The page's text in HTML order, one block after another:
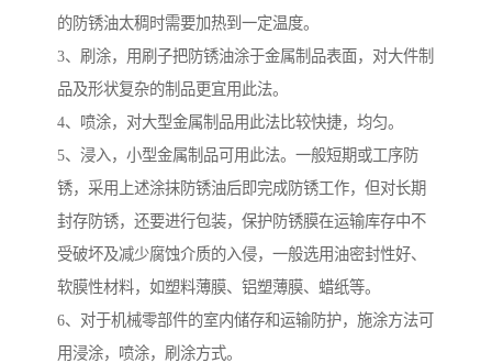
的防锈油太稠时需要加热到一定温度。
3、刷涂，用刷子把防锈油涂于金属制品表面，对大件制
品及形状复杂的制品更宜用此法。
4、喷涂，对大型金属制品用此法比较快捷，均匀。
5、浸入，小型金属制品可用此法。一般短期或工序防
锈，采用上述涂抹防锈油后即完成防锈工作，但对长期
封存防锈，还要进行包装，保护防锈膜在运输库存中不
受破坏及减少腐蚀介质的入侵，一般选用油密封性好、
软膜性材料，如塑料薄膜、铝塑薄膜、蜡纸等。
6、对于机械零部件的室内储存和运输防护，施涂方法可
用浸涂，喷涂，刷涂方式。